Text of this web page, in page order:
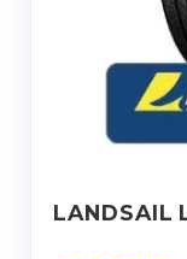
LANDSAIL